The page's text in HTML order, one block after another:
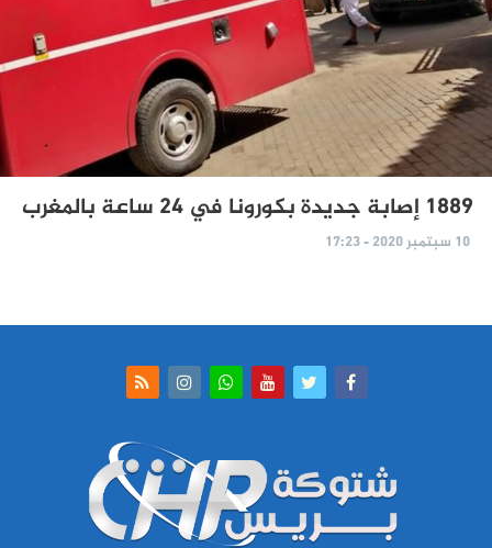
1889 إصابة جديدة بكورونا في 24 ساعة بالمغرب
10 سبتمبر 2020 - 17:23